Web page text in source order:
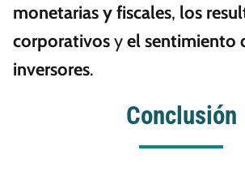
monetarias y fiscales, los
corporativosyel sentimiento
inversores.
Conclusión